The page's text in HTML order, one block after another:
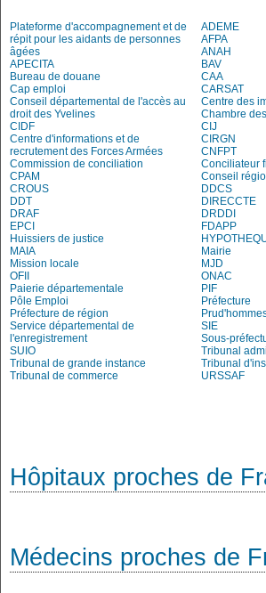
Plateforme d'accompagnement et de
répit pour les aidants de personnes
âgées
ADEME
AFPA
ANAH
APECITA
BAV
Bureau de douane
CAA
Cap emploi
CARSAT
Conseil départemental de l'accès au
droit des Yvelines
Centre des
Chambre
CIDF
CIJ
Centre d'informations et de
recrutement des Forces Armées
CIRGN
CNFPT
Commission de conciliation
Conciliateur
CPAM
Conseil
CROUS
DDCS
DDT
DIRECCTE
DRAF
DRDDI
EPCI
FDAPP
Huissiers de justice
MAIA
Mairie
Mission locale
MJD
OFII
ONAC
Paierie départementale
PIF
Pôle Emploi
Préfecture
Préfecture de région
Service départemental de
l'enregistrement
SIE
Sous-
SUIO
Tribunal
Tribunal de grande instance
Tribunal
Tribunal de commerce
URSSAF
Hôpitaux proches de
Médecins proches de